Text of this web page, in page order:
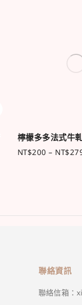
檸檬多多法式牛
NT$200 – NT$
聯絡資訊
聯絡信箱：